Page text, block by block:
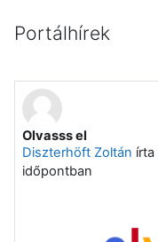
Portálhírek
Olvasss el
Diszterhöft Zoltán írta
időpontban